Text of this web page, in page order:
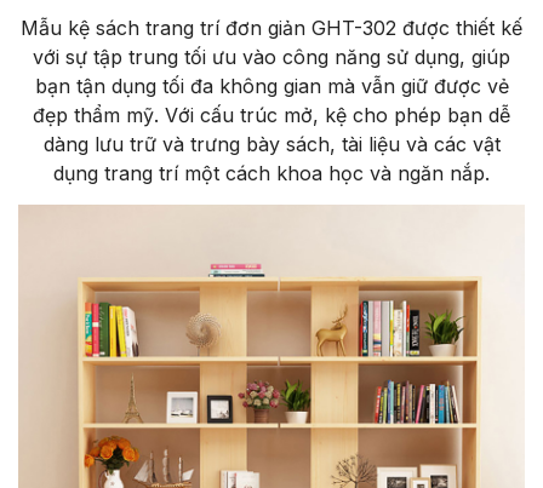
Mẫu kệ sách trang trí đơn giản GHT-302 được thiết kế
với sự tập trung tối ưu vào công năng sử dụng, giúp
bạn tận dụng tối đa không gian mà vẫn giữ được vẻ
đẹp thẩm mỹ. Với cấu trúc mở, kệ cho phép bạn dễ
dàng lưu trữ và trưng bày sách, tài liệu và các vật
dụng trang trí một cách khoa học và ngăn nắp.